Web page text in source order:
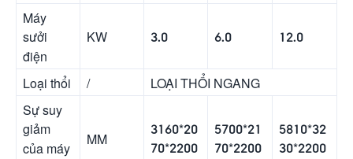
Máy
sưởi
điện
KW 3.0 6.0 12.0
Loại thổi /
LOẠI THỔI NGANG
Sự suy
giảm
của máy
MM
3160*20
70*2200
5700*21
70*2200
5810*32
30*2200